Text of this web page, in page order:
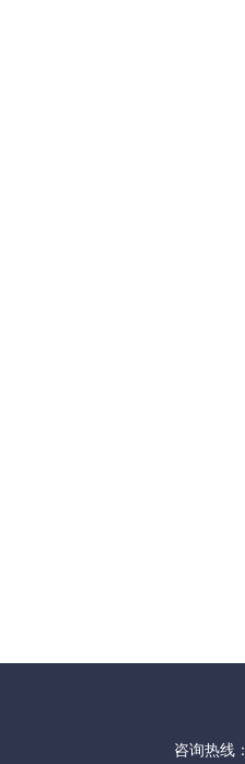
咨询热线：